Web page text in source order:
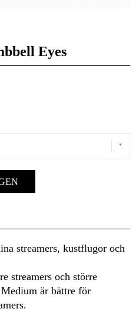
Eyes
streamers, kustflugor och
streamers och större
är bättre för